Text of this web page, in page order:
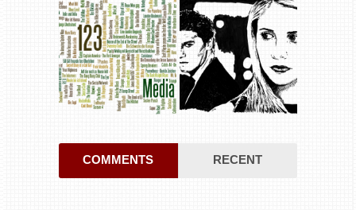
COMMENTS RECENT